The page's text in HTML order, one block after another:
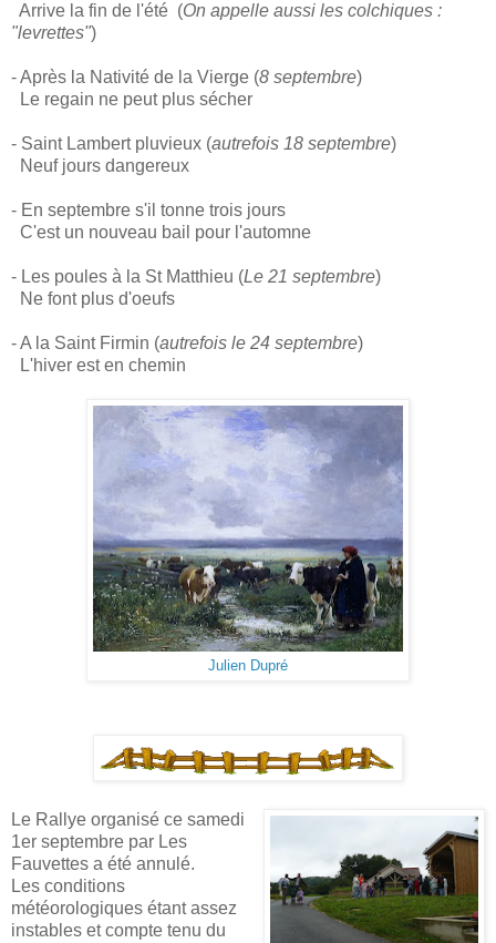
Arrive la fin de l'été (On appelle aussi les colchiques :
"levrettes")
- Après la Nativité de la Vierge (8 septembre)
Le regain ne peut plus sécher
- Saint Lambert pluvieux (autrefois 18 septembre)
Neuf jours dangereux
- En septembre s'il tonne trois jours
C'est un nouveau bail pour l'automne
- Les poules à la St Matthieu (Le 21 septembre)
Ne font plus d'oeufs
- A la Saint Firmin (autrefois le 24 septembre)
L'hiver est en chemin
Julien Dupré
Le Rallye organisé ce samedi
1er septembre par Les
Fauvettes a été annulé.
Les conditions
météorologiques étant assez
instables et compte tenu du